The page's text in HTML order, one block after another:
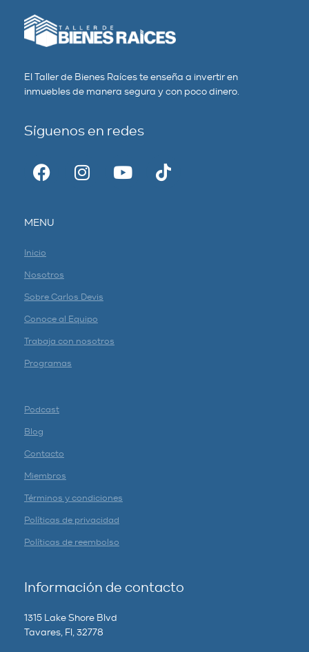
El Taller de Bienes Raíces te enseña a invertir en
inmuebles de manera segura y con poco dinero.
Síguenos en redes
MENU
Inicio
Nosotros
Sobre Carlos Devis
Conoce al Equipo
Trabaja con nosotros
Programas
Podcast
Blog
Contacto
Miembros
Términos y condiciones
Políticas de privacidad
Políticas de reembolso
Información de contacto
1315 Lake Shore Blvd
Tavares, Fl, 32778